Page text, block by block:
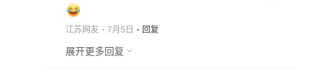
江苏网友 7月5日 回复
展开更多回复